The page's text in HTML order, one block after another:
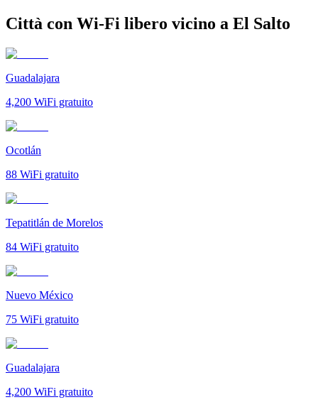
Città con Wi-Fi libero vicino a El Salto
Guadalajara
4,200 WiFi gratuito
Ocotlán
88 WiFi gratuito
Tepatitlán de Morelos
84 WiFi gratuito
Nuevo México
75 WiFi gratuito
Guadalajara
4,200 WiFi gratuito